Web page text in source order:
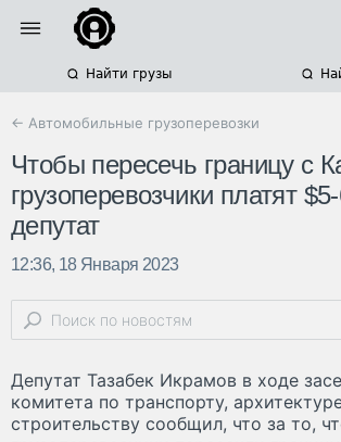
Найти грузы
← Автомобильные грузоперевозки
Чтобы пересечь границу с
грузоперевозчики платят
депутат
12:36, 18 Января 2023
Депутат Тазабек Икрамов в ходе
комитета по транспорту,
строительству сообщил, что за то,